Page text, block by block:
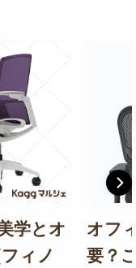
学とオ
ィノ
オフ
要？